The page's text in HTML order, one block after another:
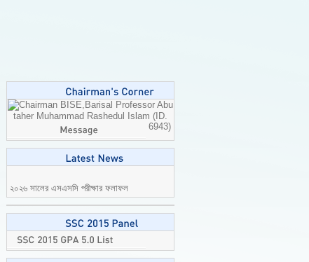
Professor Abu
taher Muhammad Rashedul Islam (ID.
6943)
প্রকাশ2026-08-08